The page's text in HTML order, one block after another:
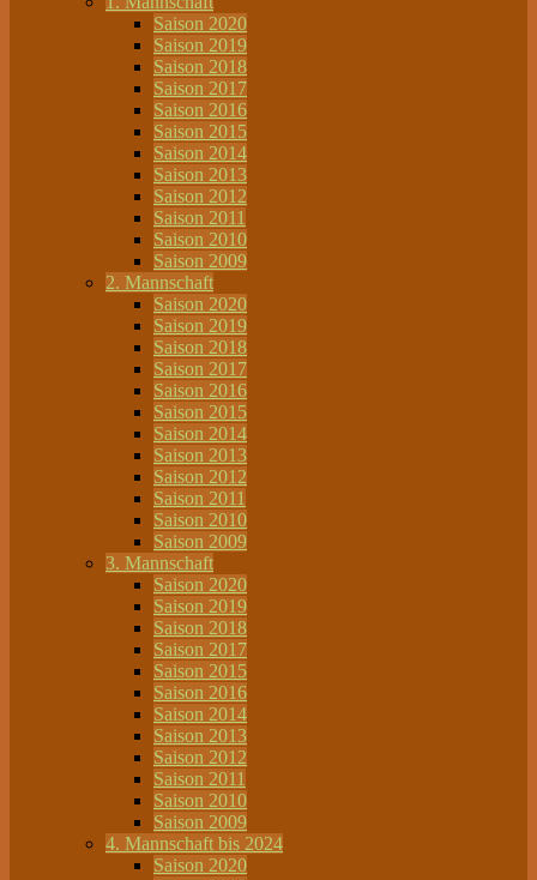
Saison 2020
Saison 2019
Saison 2018
Saison 2017
Saison 2016
Saison 2015
Saison 2014
Saison 2013
Saison 2012
Saison 2011
Saison 2010
Saison 2009
2. Mannschaft
Saison 2020
Saison 2019
Saison 2018
Saison 2017
Saison 2016
Saison 2015
Saison 2014
Saison 2013
Saison 2012
Saison 2011
Saison 2010
Saison 2009
3. Mannschaft
Saison 2020
Saison 2019
Saison 2018
Saison 2017
Saison 2015
Saison 2016
Saison 2014
Saison 2013
Saison 2012
Saison 2011
Saison 2010
Saison 2009
4. Mannschaft bis 2024
Saison 2020